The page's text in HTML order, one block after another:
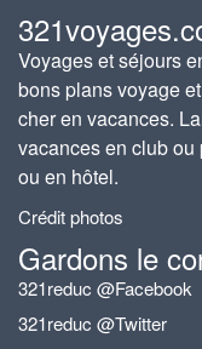
Voyages et séjours
bons plans voyage
cher en vacances.
vacances en club
ou en hôtel.
Crédit photos
Gardons le
321reduc @Facebook
321reduc @Twitter